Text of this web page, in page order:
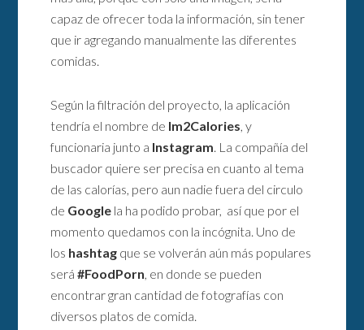
capaz de ofrecer toda la información, sin tener
que ir agregando manualmente las diferentes
comidas.
Según la filtración del proyecto, la aplicación
tendría el nombre de Im2Calories, y
funcionaria junto a Instagram. La compañía del
buscador quiere ser precisa en cuanto al tema
de las calorías, pero aun nadie fuera del circulo
de Google la ha podido probar, así que por el
momento quedamos con la incógnita. Uno de
los hashtag que se volverán aún más populares
será#FoodPorn, en donde se pueden
encontrar gran cantidad de fotografías con
diversos platos de comida.